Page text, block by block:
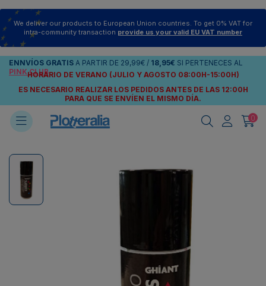
We deliver our products to European Union countries. To get 0% VAT for
intra-community transaction provide us your valid EU VAT number
ENNVÍOS GRATIS A PARTIR DE 29,99€ / 18,95€ SI PERTENECES AL
PINK CLUB
HORARIO DE VERANO (JULIO Y AGOSTO 08:00H-15:00H)
ES NECESARIO REALIZAR LOS PEDIDOS ANTES DE LAS 12:00H
PARA QUE SE ENVÍEN EL MISMO DÍA.
0